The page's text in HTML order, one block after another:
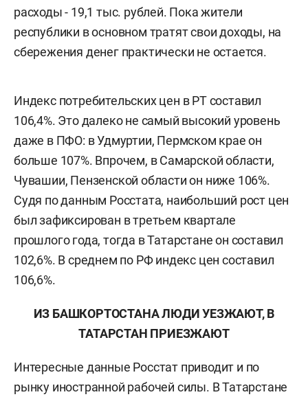
расходы - 19,1 тыс. рублей. Пока жители
республики в основном тратят свои доходы, на
сбережения денег практически не остается.
Индекс потребительских цен в РТ составил
106,4%. Это далеко не самый высокий уровень
даже в ПФО: в Удмуртии, Пермском крае он
больше 107%. Впрочем, в Самарской области,
Чувашии, Пензенской области он ниже 106%.
Судя по данным Росстата, наибольший рост цен
был зафиксирован в третьем квартале
прошлого года, тогда в Татарстане он составил
102,6%. В среднем по РФ индекс цен составил
106,6%.
ИЗ БАШКОРТОСТАНА ЛЮДИ УЕЗЖАЮТ, В
ТАТАРСТАН ПРИЕЗЖАЮТ
Интересные данные Росстат приводит и по
рынку иностранной рабочей силы. В Татарстане